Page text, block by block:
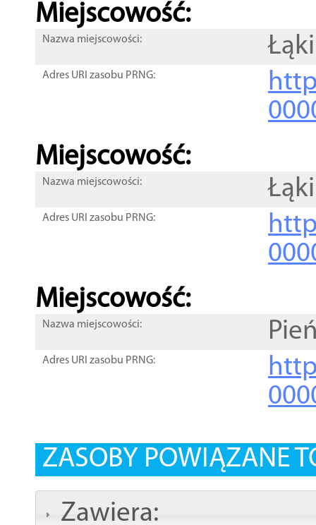
Miejscowość:
Nazwa miejscowości: Łąki
Adres URI zasobu PRNG:
Miejscowość:
Nazwa miejscowości: Łąki
Adres URI zasobu PRNG:
Miejscowość:
Nazwa miejscowości:
Adres URI zasobu PRNG:
ZASOBY POWIĄZANE
Zawiera: